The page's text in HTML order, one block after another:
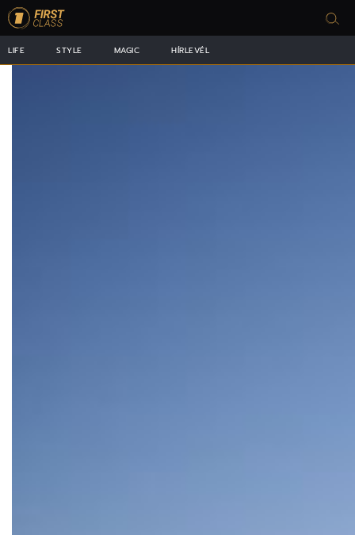
LIFE STYLE MAGIC HÍRLEVÉL